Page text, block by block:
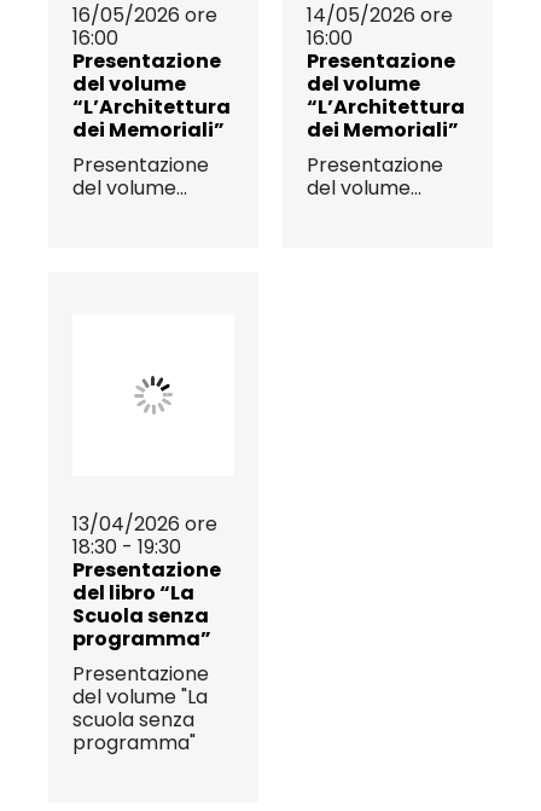
16/05/2026 ore
16:00
Presentazione
del volume
“L’Architettura
dei Memoriali”
Presentazione
del volume...
14/05/2026 ore
16:00
Presentazione
del volume
“L’Architettura
dei Memoriali”
Presentazione
del volume...
13/04/2026 ore
18:30 - 19:30
Presentazione
del libro “La
Scuola senza
programma”
Presentazione
del volume "La
scuola senza
programma"